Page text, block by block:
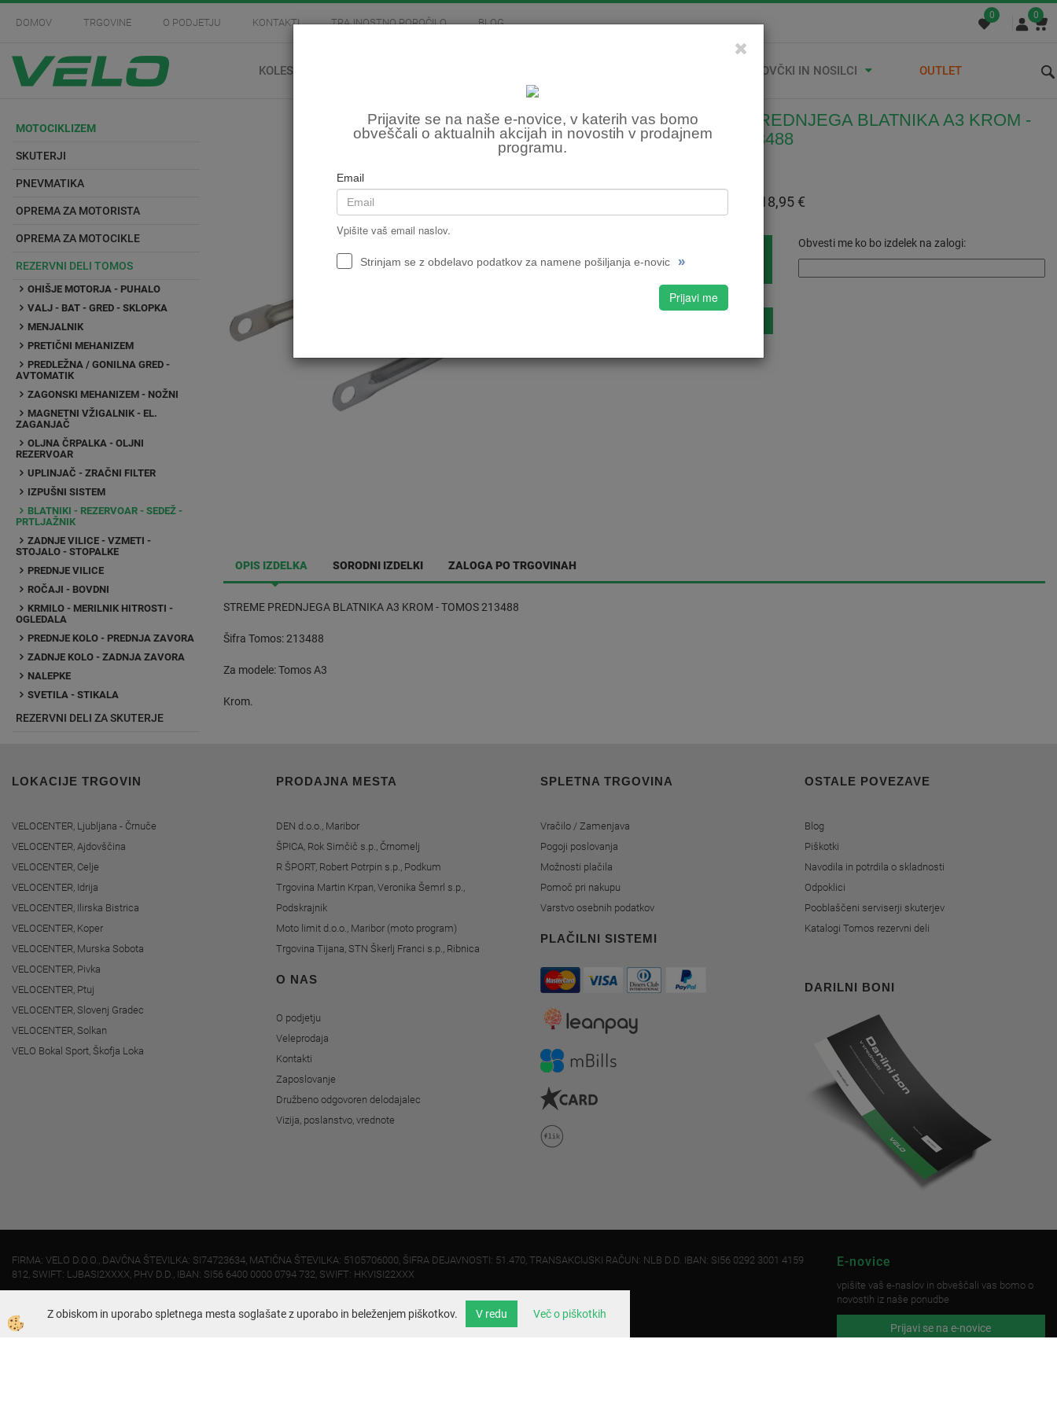
Prijavite se na naše e-novice, v katerih vas bomo
obveščali o aktualnih akcijah in novostih v prodajnem
programu.
Email
Vpišite vaš email naslov.
Strinjam se z obdelavo podatkov za namene pošiljanja e-novic »
Prijavi me
DOMOV TRGOVINE O PODJETJU KONTAKTI TRAJNOSTNO POROČILO BLOG
0 0
KOLESARSTVO STREŠNI KOVČKI IN NOSILCI OUTLET
MOTOCIKLIZEM
SKUTERJI
PNEVMATIKA
OPREMA ZA MOTORISTA
OPREMA ZA MOTOCIKLE
REZERVNI DELI TOMOS
OHIŠJE MOTORJA - PUHALO
VALJ - BAT - GRED - SKLOPKA
MENJALNIK
PRETIČNI MEHANIZEM
PREDLEŽNA / GONILNA GRED -
AVTOMATIK
ZAGONSKI MEHANIZEM - NOŽNI
MAGNETNI VŽIGALNIK - EL.
ZAGANJAČ
OLJNA ČRPALKA - OLJNI
REZERVOAR
UPLINJAČ - ZRAČNI FILTER
IZPUŠNI SISTEM
BLATNIKI - REZERVOAR - SEDEŽ -
PRTLJAŽNIK
ZADNJE VILICE - VZMETI -
STOJALO - STOPALKE
PREDNJE VILICE
ROČAJI - BOVDNI
KRMILO - MERILNIK HITROSTI -
OGLEDALA
PREDNJE KOLO - PREDNJA ZAVORA
ZADNJE KOLO - ZADNJA ZAVORA
NALEPKE
SVETILA - STIKALA
REZERVNI DELI ZA SKUTERJE
STREME PREDNJEGA BLATNIKA A3 KROM -
TOMOS 213488
18,95 €
Obvesti me ko bo izdelek na zalogi:
OPIS IZDELKA SORODNI IZDELKI ZALOGA PO TRGOVINAH
STREME PREDNJEGA BLATNIKA A3 KROM - TOMOS 213488
Šifra Tomos: 213488
Za modele: Tomos A3
Krom.
LOKACIJE TRGOVIN
VELOCENTER, Ljubljana - Črnuče
VELOCENTER, Ajdovščina
VELOCENTER, Celje
VELOCENTER, Idrija
VELOCENTER, Ilirska Bistrica
VELOCENTER, Koper
VELOCENTER, Murska Sobota
VELOCENTER, Pivka
VELOCENTER, Ptuj
VELOCENTER, Slovenj Gradec
VELOCENTER, Solkan
VELO Bokal Sport, Škofja Loka
PRODAJNA MESTA
DEN d.o.o., Maribor
ŠPICA, Rok Simčič s.p., Črnomelj
R ŠPORT, Robert Potrpin s.p., Podkum
Trgovina Martin Krpan, Veronika Šemrl s.p.,
Podskrajnik
Moto limit d.o.o., Maribor (moto program)
Trgovina Tijana, STN Škerlj Franci s.p., Ribnica
O NAS
O podjetju
Veleprodaja
Kontakti
Zaposlovanje
Družbeno odgovoren delodajalec
Vizija, poslanstvo, vrednote
SPLETNA TRGOVINA
Vračilo / Zamenjava
Pogoji poslovanja
Možnosti plačila
Pomoč pri nakupu
Varstvo osebnih podatkov
PLAČILNI SISTEMI
OSTALE POVEZAVE
Blog
Piškotki
Navodila in potrdila o skladnosti
Odpoklici
Pooblaščeni serviserji skuterjev
Katalogi Tomos rezervni deli
DARILNI BONI
FIRMA: VELO D.O.O., DAVČNA ŠTEVILKA: SI74723634, MATIČNA ŠTEVILKA: 5105706000, ŠIFRA DEJAVNOSTI: 51.470, TRANSAKCIJSKI RAČUN: NLB D.D. IBAN: SI56 0292 3001 4159
812, SWIFT: LJBASI2XXXX, PHV D.D., IBAN: SI56 6400 0000 0794 732, SWIFT: HKVISI22XXX
Dunajska 421, 1231 - Ljubljana Črnuče 01 51 95 030 (uprava) info@velo.si
E-novice
vpišite vaš e-naslov in obveščali vas bomo o
novostih iz naše ponudbe
Prijavi se na e-novice
Z obiskom in uporabo spletnega mesta soglašate z uporabo in beleženjem piškotkov. V redu Več o piškotkih